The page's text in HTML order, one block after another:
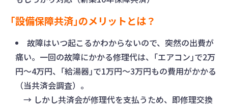
｢設備保障共済｣のメリットとは？
故障はいつ起こるかわからないので、突然の出費が
痛い。一回の故障にかかる修理代は、｢エアコン｣で2万
円～4万円、｢給湯器｣で1万円～3万円もの費用がかかる
（当共済会調査）。
→ しかし共済会が修理代を支払うため、即修理交換